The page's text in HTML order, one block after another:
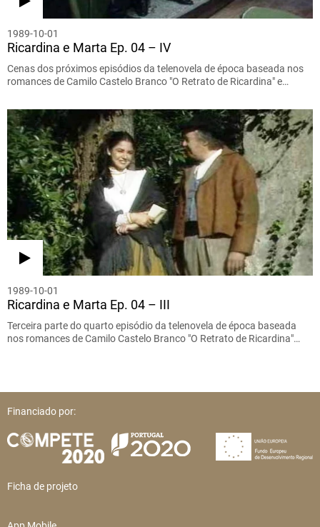
1989-10-01
Ricardina e Marta Ep. 04 – IV
Cenas dos próximos episódios da telenovela de época baseada nos
romances de Camilo Castelo Branco "O Retrato de Ricardina" e…
1989-10-01
Ricardina e Marta Ep. 04 – III
Terceira parte do quarto episódio da telenovela de época baseada
nos romances de Camilo Castelo Branco "O Retrato de Ricardina"…
Financiado por:
Ficha de projeto